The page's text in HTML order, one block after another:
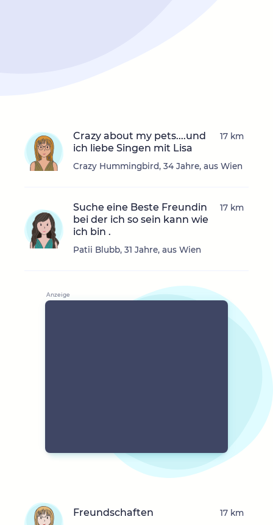
Crazy about my pets....und
ich liebe Singen mit Lisa
Crazy Hummingbird, 34 Jahre, aus Wien
17 km
Suche eine Beste Freundin
bei der ich so sein kann wie
ich bin .
Patii Blubb, 31 Jahre, aus Wien
17 km
Freundschaften 17 km